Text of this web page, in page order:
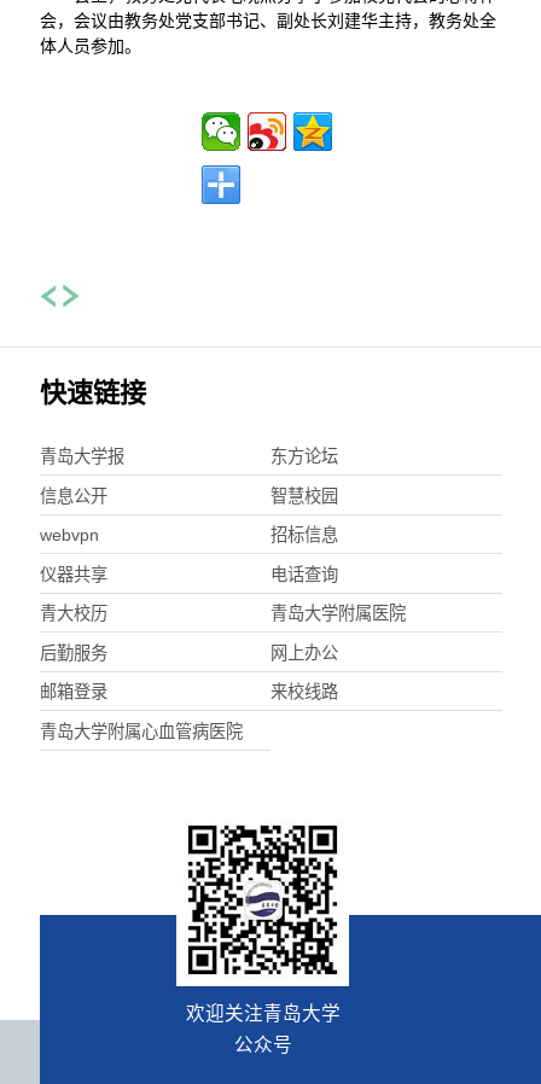
会，会议由教务处党支部书记、副处长刘建华主持，教务处全
体人员参加。
快速链接
青岛大学报 东方论坛
信息公开 智慧校园
webvpn 招标信息
仪器共享 电话查询
青大校历 青岛大学附属医院
后勤服务 网上办公
邮箱登录 来校线路
青岛大学附属心血管病医院
欢迎关注青岛大学
公众号